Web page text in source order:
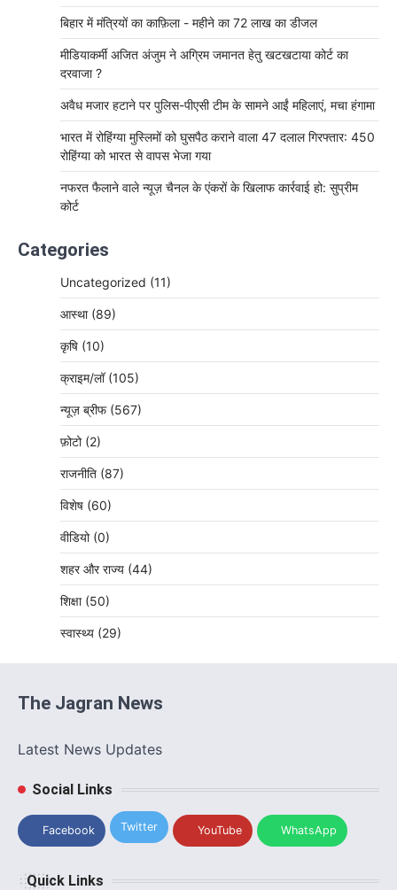
बिहार में मंत्रियों का काफ़िला - महीने का 72 लाख का डीजल
मीडियाकर्मी अजित अंजुम ने अग्रिम जमानत हेतु खटखटाया कोर्ट का
दरवाजा ?
अवैध मजार हटाने पर पुलिस-पीएसी टीम के सामने आईं महिलाएं, मचा हंगामा
भारत में रोहिंग्या मुस्लिमों को घुसपैठ कराने वाला 47 दलाल गिरफ्तार: 450
रोहिंग्या को भारत से वापस भेजा गया
नफरत फैलाने वाले न्यूज़ चैनल के एंकरों के खिलाफ कार्रवाई हो: सुप्रीम
कोर्ट
Categories
Uncategorized (11)
आस्था (89)
कृषि (10)
क्राइम/लॉ (105)
न्यूज़ ब्रीफ (567)
फ़ोटो (2)
राजनीति (87)
विशेष (60)
वीडियो (0)
शहर और राज्य (44)
शिक्षा (50)
स्वास्थ्य (29)
The Jagran News
Latest News Updates
Social Links
Facebook Twitter YouTube WhatsApp
Quick Links